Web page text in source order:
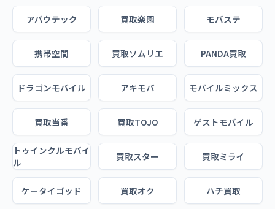
アバウテック 買取楽園 モバステ
携帯空間 買取ソムリエ PANDA買取
ドラゴンモバイル アキモバ モバイルミックス
買取当番 買取TOJO ゲストモバイル
トゥインクルモバイ
ル
買取スター 買取ミライ
ケータイゴッド 買取オク ハチ買取